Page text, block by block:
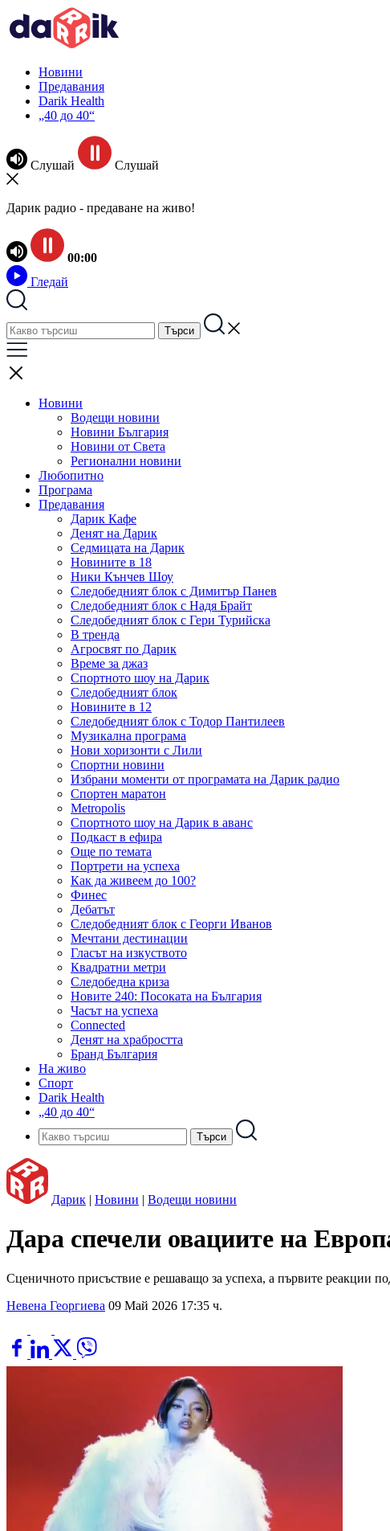
Новини
Предавания
Darik Health
„40 до 40“
Слушай Слушай
Дарик радио - предаване на живо!
00:00
Гледай
Новини
Водещи новини
Новини България
Новини от Света
Регионални новини
Любопитно
Програма
Предавания
Дарик Кафе
Денят на Дарик
Седмицата на Дарик
Новините в 18
Ники Кънчев Шоу
Следобедният блок с Димитър Панев
Следобедният блок с Надя Брайт
Следобедният блок с Гери Турийска
В тренда
Агросвят по Дарик
Време за джаз
Спортното шоу на Дарик
Следобедният блок
Новините в 12
Следобедният блок с Тодор Пантилеев
Музикална програма
Нови хоризонти с Лили
Спортни новини
Избрани моменти от програмата на Дарик радио
Спортен маратон
Metropolis
Спортното шоу на Дарик в аванс
Подкаст в ефира
Още по темата
Портрети на успеха
Как да живеем до 100?
Финес
Дебатът
Следобедният блок с Георги Иванов
Мечтани дестинации
Гласът на изкуството
Квадратни метри
Следобедна криза
Новите 240: Посоката на България
Часът на успеха
Connected
Денят на храбростта
Бранд България
На живо
Спорт
Darik Health
„40 до 40“
Дарик | Новини | Водещи новини
Дара спечели овациите на
Сценичното присъствие е решаващо за успеха, а първите реакции
Невена Георгиева 09 Май 2026 17:35 ч.